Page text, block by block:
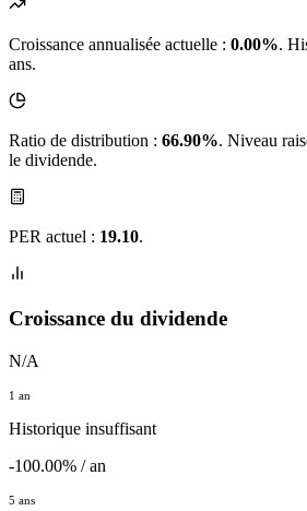
Croissance annualisée actuelle : 0.00%.
ans.
Ratio de distribution : 66.90%. Niveau
le dividende.
PER actuel : 19.10.
Croissance du dividende
N/A
1 an
Historique insuffisant
-100.00% / an
5 ans